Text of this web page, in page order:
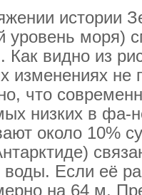
истории
уровень моря)
Как видно из
изменениях
что
низких в фа-
около 10%
Если её
на 64 м.